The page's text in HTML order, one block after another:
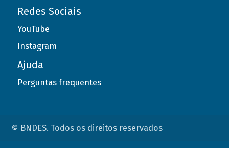
Redes Sociais
YouTube
Instagram
Ajuda
Perguntas frequentes
© BNDES. Todos os direitos reservados